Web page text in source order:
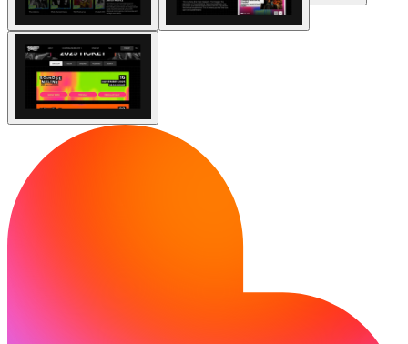
커뮤니티
요금제
보안
로그인 시작하기